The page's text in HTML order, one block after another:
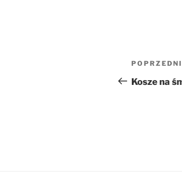
wpisu
Poprzedni
wpis
POPRZEDNI
Kosze na